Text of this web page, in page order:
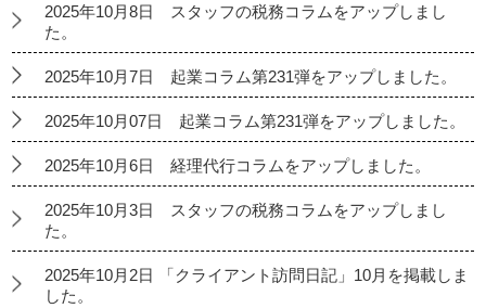
2025年10月8日 スタッフの税務コラムをアップしまし
た。
2025年10月7日 起業コラム第231弾をアップしました。
2025年10月07日 起業コラム第231弾をアップしました。
2025年10月6日 経理代行コラムをアップしました。
2025年10月3日 スタッフの税務コラムをアップしまし
た。
2025年10月2日 「クライアント訪問日記」10月を掲載しま
した。